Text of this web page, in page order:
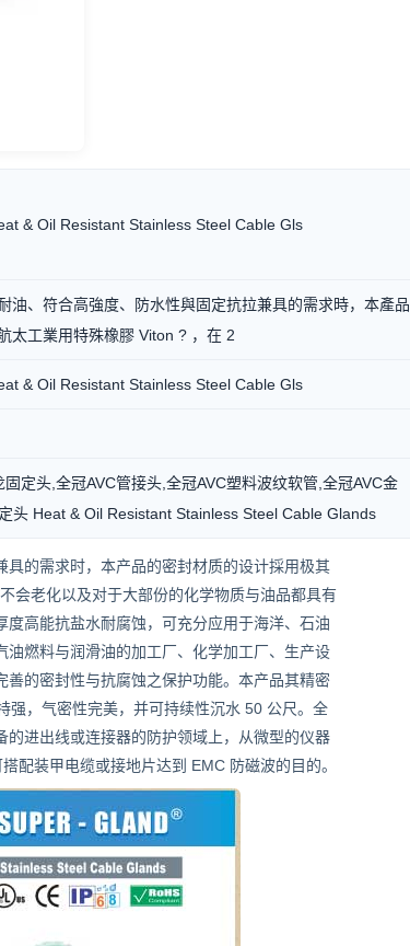
& Oil Resistant Stainless Steel Cable Gls
油、符合高強度、防水性與固定抗拉兼具的需求時，本產品
太工業用特殊橡膠 Viton ? ，在 2
& Oil Resistant Stainless Steel Cable Gls
定头,全冠AVC管接头,全冠AVC塑料波纹软管,全冠AVC金
头 Heat & Oil Resistant Stainless Steel Cable Glands
的需求时，本产品的密封材质的设计採用极其
老化以及对于大部份的化学物质与油品都具有
高能抗盐水耐腐蚀，可充分应用于海洋、石油
燃料与润滑油的加工厂、化学加工厂、生产设
的密封性与抗腐蚀之保护功能。本产品其精密
强，气密性完美，并可持续性沉水 50 公尺。全
进出线或连接器的防护领域上，从微型的仪器
配装甲电缆或接地片达到 EMC 防磁波的目的。